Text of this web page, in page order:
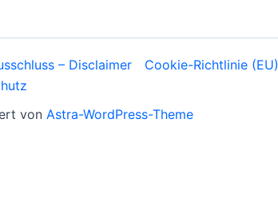
– Disclaimer
Cookie-Richtlinie (EU)
von Astra-WordPress-Theme